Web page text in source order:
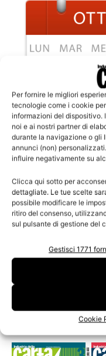
Per fornire le migliori
tecnologie come i cookie
informazioni del dispositivo.
noi e ai nostri partner di
durante la navigazione o gli
annunci (non)
influire negativamente su
Clicca qui sotto per
dettagliate. Le tue scelte
possibile modificare le
ritiro del consenso,
sul pulsante di gestione del
Gestisci 1771
Cookie
Gli